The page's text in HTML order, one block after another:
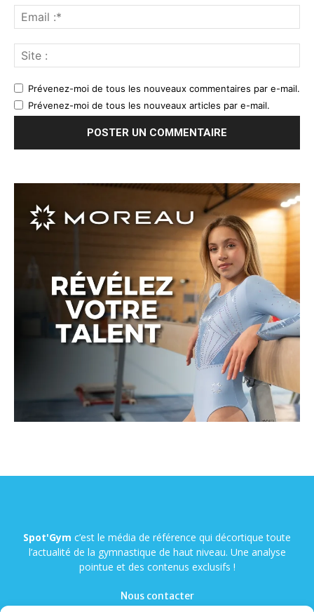
Prévenez-moi de tous les nouveaux commentaires par e-mail.
Prévenez-moi de tous les nouveaux articles par e-mail.
Spot'Gym c’est le média de référence qui décortique toute
l’actualité de la gymnastique de haut niveau. Une analyse
pointue et des contenus exclusifs !
Nous contacter